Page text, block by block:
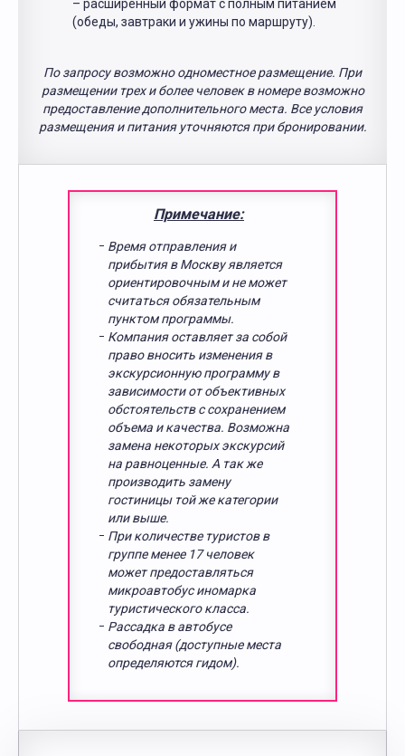
– расширенный формат с полным питанием
(обеды, завтраки и ужины по маршруту).
По запросу возможно одноместное размещение. При
размещении трех и более человек в номере возможно
предоставление дополнительного места. Все условия
размещения и питания уточняются при бронировании.
Примечание:
Время отправления и
прибытия в Москву является
ориентировочным и не может
считаться обязательным
пунктом программы.
Компания оставляет за собой
право вносить изменения в
экскурсионную программу в
зависимости от объективных
обстоятельств с сохранением
объема и качества. Возможна
замена некоторых экскурсий
на равноценные. А так же
производить замену
гостиницы той же категории
или выше.
При количестве туристов в
группе менее 17 человек
может предоставляться
микроавтобус иномарка
туристического класса.
Рассадка в автобусе
свободная (доступные места
определяются гидом).